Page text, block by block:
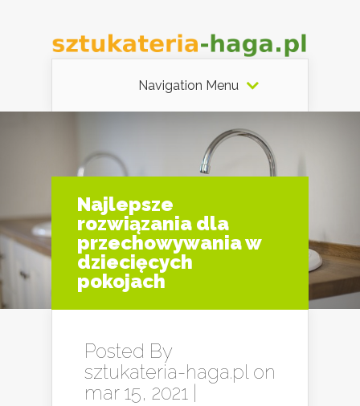
Navigation Menu
Najlepsze
rozwiązania dla
przechowywania w
dziecięcych
pokojach
Posted By
sztukateria-haga.plon
mar 15, 2021 |